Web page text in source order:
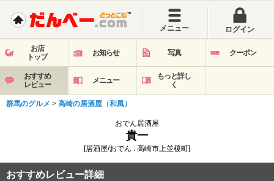
メニュー ログイン
お店
トップ
お知らせ 写真 クーポン
おすすめ
レビュー
メニュー
もっと詳し
く
群馬のグルメ > 高崎の居酒屋（和風）
おでん居酒屋
貴一
[居酒屋/おでん : 高崎市上並榎町]
おすすめレビュー詳細